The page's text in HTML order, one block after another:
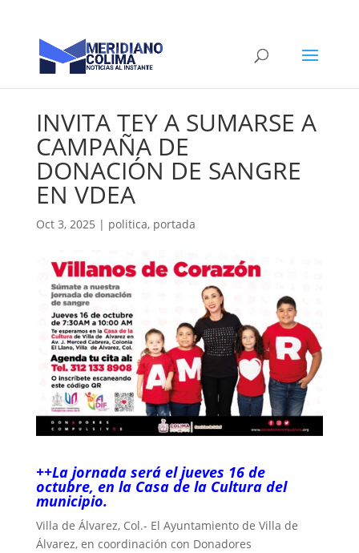
INVITA TEY A SUMARSE A
CAMPAÑA DE
DONACIÓN DE SANGRE
EN VDEA
Oct 3, 2025 | politica, portada
++La jornada será el jueves 16 de
octubre, en la Casa de la Cultura del
municipio.
Villa de Álvarez, Col.- El Ayuntamiento de Villa de
Álvarez, en coordinación con Donadores